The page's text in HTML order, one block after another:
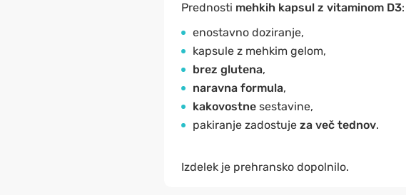
Prednosti mehkih kapsul z vitaminom D3:
enostavno doziranje,
kapsule z mehkim gelom,
brez glutena,
naravna formula,
kakovostnesestavine,
pakiranje zadostuje za več tednov.
Izdelek je prehransko dopolnilo.